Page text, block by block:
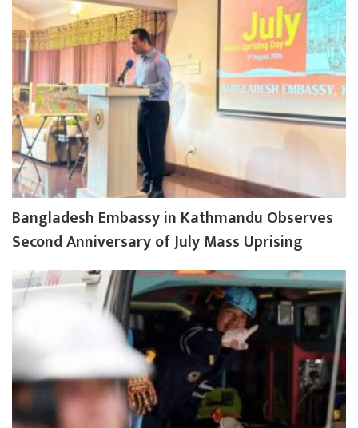
Bangladesh Embassy in Kathmandu Observes
Second Anniversary of July Mass Uprising